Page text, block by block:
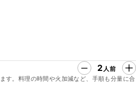
2 人前
す。料理の時間や火加減など、手順も分量に合